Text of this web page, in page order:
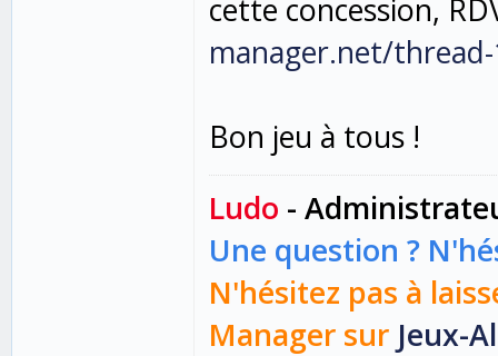
cette concession,
manager.net/
Bon jeu à tous !
Ludo -
Une question ?
N'hésitez pas à
Manager sur Jeux-